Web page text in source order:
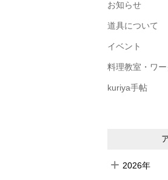
お知らせ
道具について
イベント
料理教室・ワ
kuriya手帖
2026年